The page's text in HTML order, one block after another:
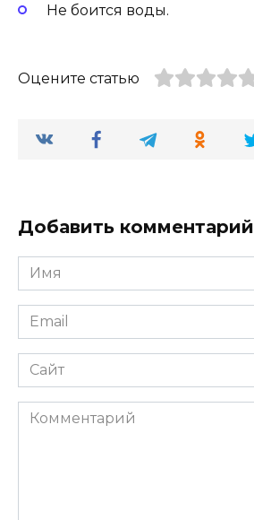
Не боится воды.
Оцените статью
Добавить комментарий
Имя
Email
Сайт
Комментарий